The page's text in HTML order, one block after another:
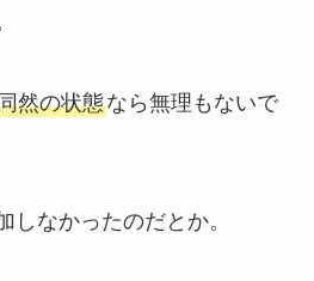
然の状態なら無理もないで
しなかったのだとか。